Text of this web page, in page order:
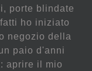
porte blindate
ho iniziato
negozio della
paio d'anni
aprire il mio